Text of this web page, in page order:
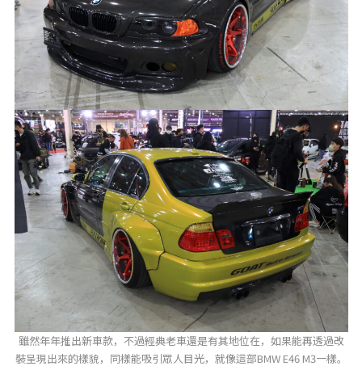
雖然年年推出新車款，不過經典老車還是有其地位在，如果能再透過改
裝呈現出來的樣貌，同樣能吸引眾人目光，就像這部BMW E46 M3一樣。